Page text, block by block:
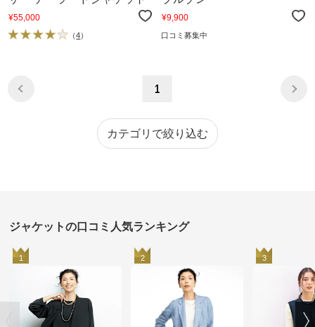
¥55,000
（4）
¥9,900
口コミ募集中
1
カテゴリで絞り込む
ジャケットの口コミ人気ランキング
1 2 3